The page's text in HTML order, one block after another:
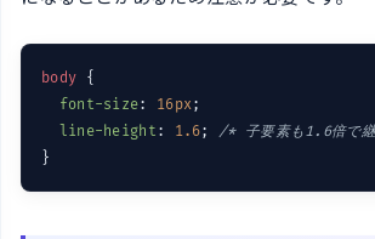
body {
font-size: 16px;
line-height : 1.6; /* 子要素も1.6倍で